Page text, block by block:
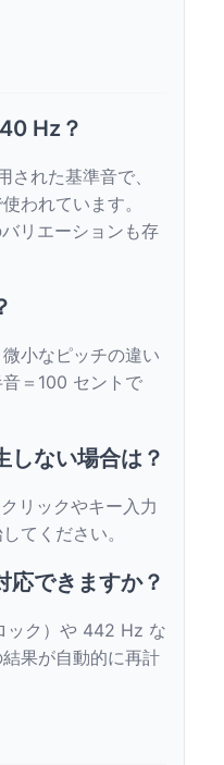
Hz？
れた基準音で、
われています。
リエーションも存
小なピッチの違い
＝100 セントで
しない場合は？
リックやキー入力
てください。
応できますか？
ック）や 442 Hz な
果が自動的に再計